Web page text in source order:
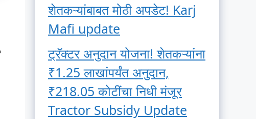
शेतकऱ्यांबाबत मोठी अपडेट! Karj
Mafi update
ट्रॅक्टर अनुदान योजना! शेतकऱ्यांना
₹1.25 लाखांपर्यंत अनुदान,
₹218.05 कोटींचा निधी मंजूर
Tractor Subsidy Update